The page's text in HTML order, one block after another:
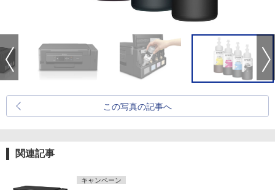
この写真の記事へ
関連記事
キャンペーン